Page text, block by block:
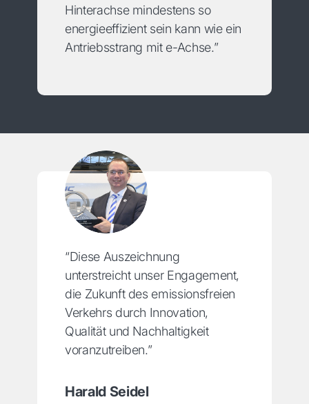
Hinterachse mindestens so
energieeffizient sein kann wie ein
Antriebsstrang mit e-Achse.”
“Diese Auszeichnung
unterstreicht unser Engagement,
die Zukunft des emissionsfreien
Verkehrs durch Innovation,
Qualität und Nachhaltigkeit
voranzutreiben.”
Harald Seidel